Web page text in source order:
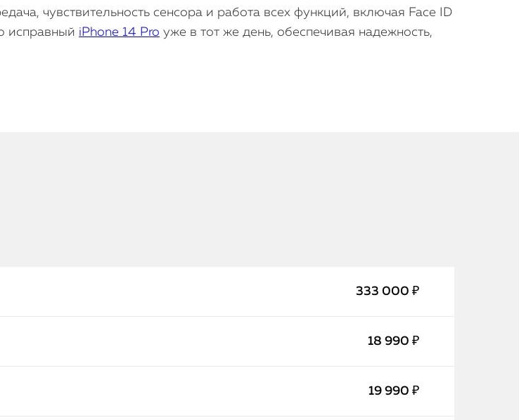
чувствительность сенсора и работа всех функций, включая Face ID
исправный iPhone 14 Pro уже в тот же день, обеспечивая надежность,
333 000 ₽
18 990 ₽
19 990 ₽